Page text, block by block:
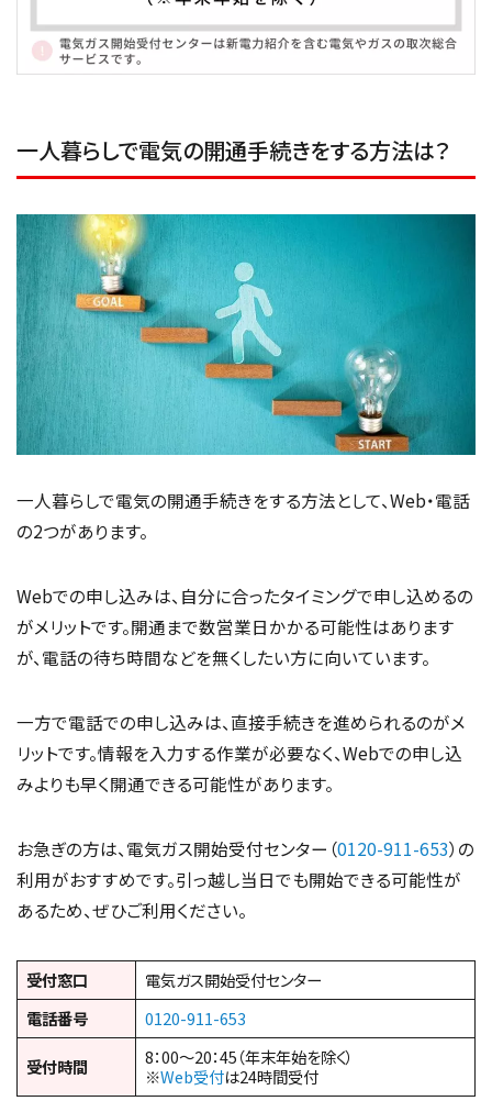
一人暮らしで電気の開通手続きをする方法は？
一人暮らしで電気の開通手続きをする方法として、Web・電話
の2つがあります。
Webでの申し込みは、自分に合ったタイミングで申し込めるの
がメリットです。開通まで数営業日かかる可能性はあります
が、電話の待ち時間などを無くしたい方に向いています。
一方で電話での申し込みは、直接手続きを進められるのがメ
リットです。情報を入力する作業が必要なく、Webでの申し込
みよりも早く開通できる可能性があります。
お急ぎの方は、電気ガス開始受付センター（0120-911-653）の
利用がおすすめです。引っ越し当日でも開始できる可能性が
あるため、ぜひご利用ください。
受付窓口
電気ガス開始受付センター
電話番号
0120-911-653
受付時間
8：00～20：45（年末年始を除く）
※Web受付は24時間受付